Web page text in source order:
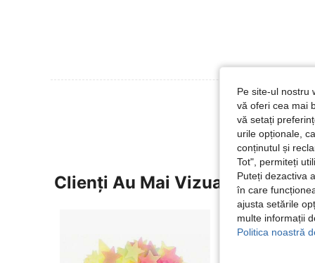
Vezi Mai
Clienți Au Mai Vizualizat
Pe site-ul nostru
vă oferi cea mai
vă setați
urile opționale,
conținutul și
Tot", permiteți
Puteți dezactiva
în care
ajusta setările
multe informații
Politica noastră